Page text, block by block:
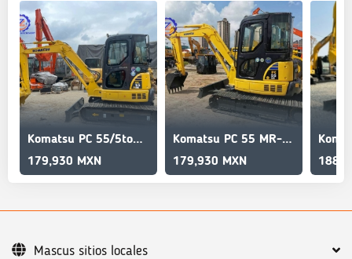
Komatsu PC 55/5ton/Short tail excavator
179,930 MXN
Komatsu PC 55 MR-2/High quality/excellent durability/
179,930 MXN
Mascus sitios locales